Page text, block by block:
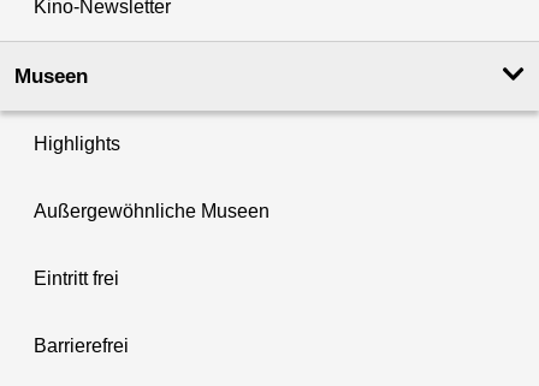
Kino-Newsletter
Museen
Highlights
Außergewöhnliche Museen
Eintritt frei
Barrierefrei